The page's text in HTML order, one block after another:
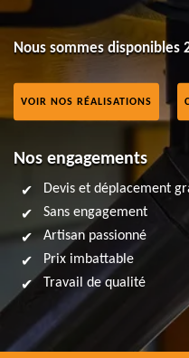
Nous sommes disponibles
VOIR NOS RÉALISATIONS
Nos engagements
Devis et déplacement
Sans engagement
Artisan passionné
Prix imbattable
Travail de qualité